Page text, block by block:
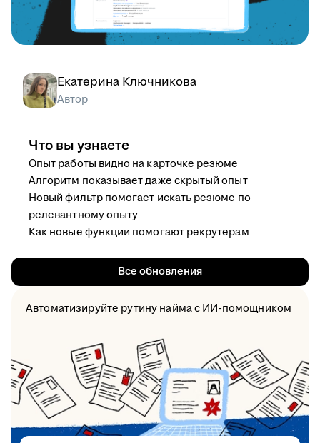
Екатерина Ключникова
Автор
Что вы узнаете
Опыт работы видно на карточке резюме
Алгоритм показывает даже скрытый опыт
Новый фильтр помогает искать резюме по
релевантному опыту
Как новые функции помогают рекрутерам
Все обновления
Автоматизируйте рутину найма с ИИ-помощником